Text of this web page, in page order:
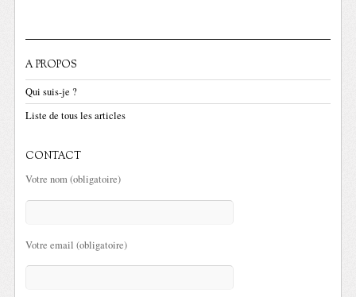
A PROPOS
Qui suis-je ?
Liste de tous les articles
CONTACT
Votre nom (obligatoire)
Votre email (obligatoire)